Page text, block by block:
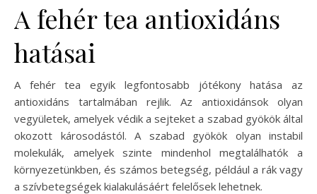
A fehér tea antioxidáns
hatásai
A fehér tea egyik legfontosabb jótékony hatása az
antioxidáns tartalmában rejlik. Az antioxidánsok olyan
vegyületek, amelyek védik a sejteket a szabad gyökök által
okozott károsodástól. A szabad gyökök olyan instabil
molekulák, amelyek szinte mindenhol megtalálhatók a
környezetünkben, és számos betegség, például a rák vagy
a szívbetegségek kialakulásáért felelősek lehetnek.